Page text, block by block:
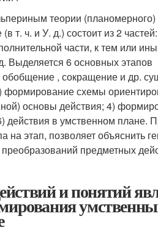
теории (планомерного)
т. ч. и У. д.) состоит из 2 частей:
части, к тем или
Выделяется 6 основных этапов
, сокращение и др.
схемы
основы действия; 4)
действия в умственном плане.
этап, позволяет объяснить
преобразований предметных
и понятий